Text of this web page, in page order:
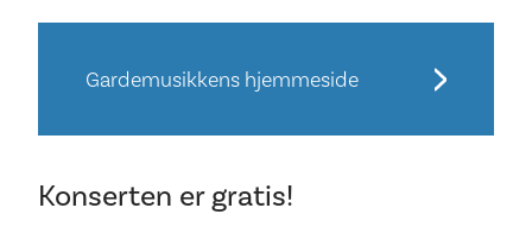
Gardemusikkens hjemmeside
Konserten er gratis!